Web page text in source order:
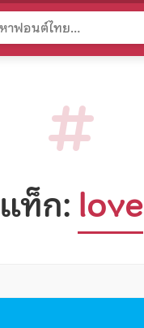
แท็ก: love